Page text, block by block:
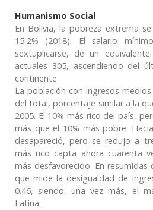
Humanismo Social
En Bolivia, la pobreza extrema
15,2% (2018). El salario
sextuplicarse, de un
actuales 305, ascendiendo del
continente.
La población con ingresos
del total, porcentaje similar a la
2005. El 10% más rico del país,
más que el 10% más pobre.
desapareció, pero se redujo a
más rico capta ahora cuarenta
más desfavorecido. En resumidas
que mide la desigualdad de
0.46, siendo, una vez más, el
Latina.